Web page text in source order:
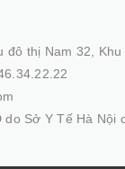
đô thị Nam 32,
do Sở Y Tế Hà Nội